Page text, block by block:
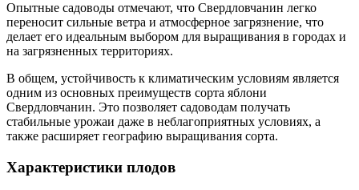
Опытные садоводы отмечают, что Свердловчанин легко
переносит сильные ветра и атмосферное загрязнение, что
делает его идеальным выбором для выращивания в городах и
на загрязненных территориях.
В общем, устойчивость к климатическим условиям является
одним из основных преимуществ сорта яблони
Свердловчанин. Это позволяет садоводам получать
стабильные урожаи даже в неблагоприятных условиях, а
также расширяет географию выращивания сорта.
Характеристики плодов